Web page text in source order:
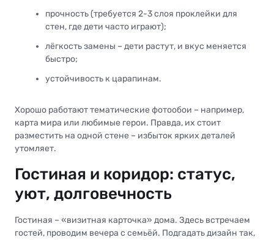
прочность (требуется 2-3 слоя проклейки для
стен, где дети часто играют);
лёгкость замены – дети растут, и вкус меняется
быстро;
устойчивость к царапинам.
Хорошо работают тематические фотообои – например,
карта мира или любимые герои. Правда, их стоит
разместить на одной стене – избыток ярких деталей
утомляет.
Гостиная и коридор: статус,
уют, долговечность
Гостиная – «визитная карточка» дома. Здесь встречаем
гостей, проводим вечера с семьёй. Подгадать дизайн так,